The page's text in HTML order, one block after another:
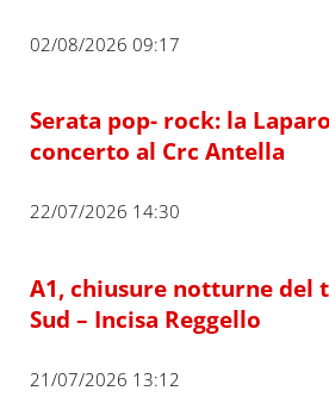
02/08/2026 09:17
Serata pop- rock: la
concerto al Crc Antella
22/07/2026 14:30
A1, chiusure notturne del
Sud – Incisa Reggello
21/07/2026 13:12